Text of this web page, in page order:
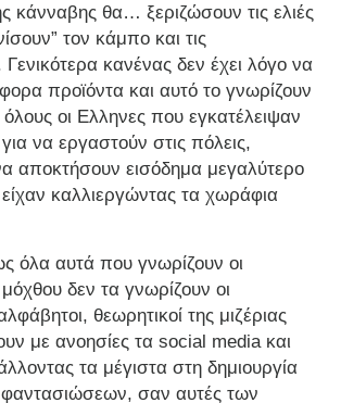
κάνναβης θα… ξεριζώσουν τις ελιές
τον κάμπο και τις
κανένας δεν έχει λόγο να
προϊόντα και αυτό το γνωρίζουν
οι Ελληνες που εγκατέλειψαν
να εργαστούν στις πόλεις,
αποκτήσουν εισόδημα μεγαλύτερο
καλλιεργώντας τα χωράφια
όλα αυτά που γνωρίζουν οι
δεν τα γνωρίζουν οι
θεωρητικοί της μιζέριας
με ανοησίες τα social media και
τα μέγιστα στη δημιουργία
σαν αυτές των